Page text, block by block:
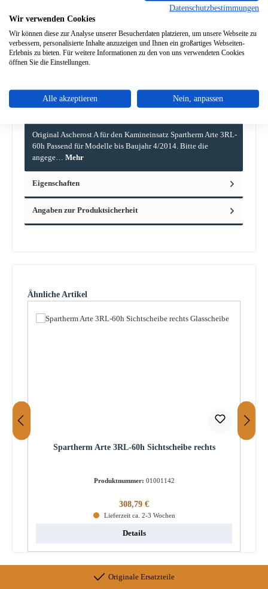
Zum Merkzettel hinzufügen
Frage zum Produkt
Original Ascherost A für den Kamineinsatz Spartherm Arte 3RL-
60h Passend für Modelle bis Baujahr 4/2014. Bitte die
angege… Mehr
Eigenschaften
Angaben zur Produktsicherheit
Produktgalerie überspringen
Ähnliche Artikel
Spartherm Arte 3RL-60h Sichtscheibe rechts
Produktnummer: 01001142
Regulärer Preis:
308,79 €
Lieferzeit ca. 2-3 Wochen
Details
Originale Ersatzteile
Datenschutzbestimmungen
Wir verwenden Cookies
Wir können diese zur Analyse unserer Besucherdaten platzieren, um unsere Webseite zu
verbessern, personalisierte Inhalte anzuzeigen und Ihnen ein großartiges Webseiten-
Erlebnis zu bieten. Für weitere Informationen zu den von uns verwendeten Cookies
öffnen Sie die Einstellungen.
Alle akzeptieren Nein, anpassen